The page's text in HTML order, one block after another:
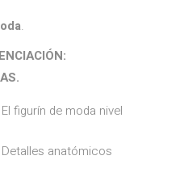
.
El figurín de moda nivel
Detalles anatómicos